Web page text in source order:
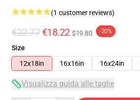
(1 customer reviews)
€22.77 €18.22 $19.80 -20%
Size
12x18in
16x16in 16x24in
Visualizza guida alle taglie